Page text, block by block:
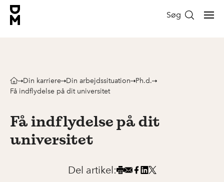
Søg
Din karriere Din arbejdssituation
Ph.d.
Få indflydelse på dit universitet
Få indflydelse på dit
universitet
Del artikel: